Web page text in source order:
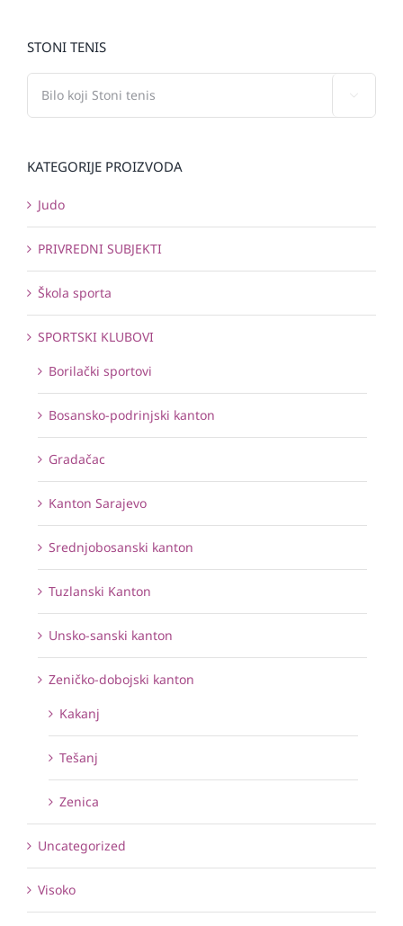
STONI TENIS
KATEGORIJE PROIZVODA
Judo
PRIVREDNI SUBJEKTI
Škola sporta
SPORTSKI KLUBOVI
Borilački sportovi
Bosansko-podrinjski kanton
Gradačac
Kanton Sarajevo
Srednjobosanski kanton
Tuzlanski Kanton
Unsko-sanski kanton
Zeničko-dobojski kanton
Kakanj
Tešanj
Zenica
Uncategorized
Visoko